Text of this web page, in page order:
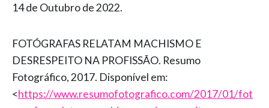
14 de Outubro de 2022.
FOTÓGRAFAS RELATAM MACHISMO E
DESRESPEITO NA PROFISSÃO. Resumo
Fotográfico, 2017. Disponível em:
<https://www.resumofotografico.com/2017/01/fot